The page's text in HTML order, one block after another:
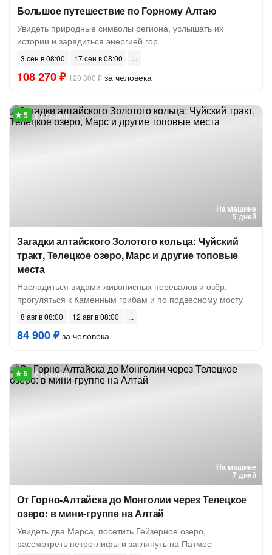
Большое путешествие по Горному Алтаю
Увидеть природные символы региона, услышать их
истории и зарядиться энергией гор
3 сен в 08:00 17 сен в 08:00
108 270 ₽ 120 300 ₽ за человека
На машине
5 дней
8 отзывов
Загадки алтайского Золотого кольца: Чуйский
тракт, Телецкое озеро, Марс и другие топовые
места
Насладиться видами живописных перевалов и озёр,
прогуляться к Каменным грибам и по подвесному мосту
8 авг в 08:00 12 авг в 08:00
84 900 ₽за человека
На машине
7 дней
6 отзывов
От Горно-Алтайска до Монголии через Телецкое
озеро: в мини-группе на Алтай
Увидеть два Марса, посетить Гейзерное озеро,
рассмотреть петроглифы и заглянуть на Патмос